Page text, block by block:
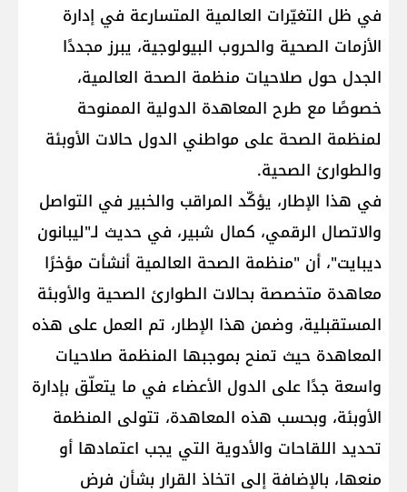
في ظل التغيّرات العالمية المتسارعة في إدارة
الأزمات الصحية والحروب البيولوجية، يبرز مجددًا
الجدل حول صلاحيات منظمة الصحة العالمية،
خصوصًا مع طرح المعاهدة الدولية الممنوحة
لمنظمة الصحة على مواطني الدول حالات الأوبئة
والطوارئ الصحية.
في هذا الإطار، يؤكّد المراقب والخبير في التواصل
والاتصال الرقمي، كمال شبير، في حديث لـ"ليبانون
ديبايت"، أن "منظمة الصحة العالمية أنشأت مؤخرًا
معاهدة متخصصة بحالات الطوارئ الصحية والأوبئة
المستقبلية، وضمن هذا الإطار، تم العمل على هذه
المعاهدة حيث تمنح بموجبها المنظمة صلاحيات
واسعة جدًا على الدول الأعضاء في ما يتعلّق بإدارة
الأوبئة، وبحسب هذه المعاهدة، تتولى المنظمة
تحديد اللقاحات والأدوية التي يجب اعتمادها أو
منعها، بالإضافة إلى اتخاذ القرار بشأن فرض